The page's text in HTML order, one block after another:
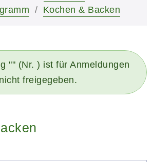
Kochen & Backen
"" (Nr. ) ist für Anmeldungen
nicht freigegeben.